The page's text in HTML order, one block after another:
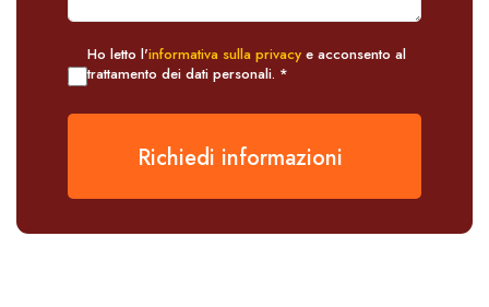
Ho letto l'informativa sulla privacy e acconsento al
trattamento dei dati personali. *
Richiedi informazioni